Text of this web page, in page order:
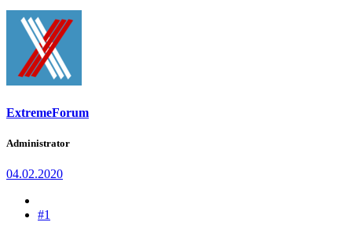
ExtremeForum
Administrator
04.02.2020
#1